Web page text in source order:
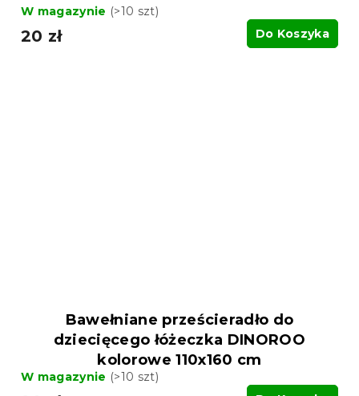
W magazynie (>10 szt)
20 zł Do Koszyka
Bawełniane prześcieradło do
dziecięcego łóżeczka DINOROO
kolorowe 110x160 cm
W magazynie (>10 szt)